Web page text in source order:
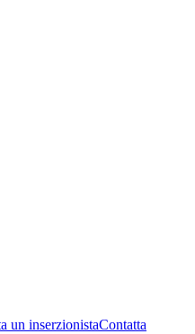
un inserzionistaContatta